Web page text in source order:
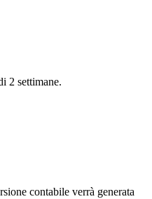
2 settimane.
contabile verrà generata